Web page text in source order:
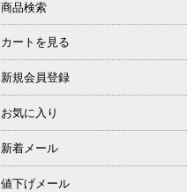
商品検索
カートを見る
新規会員登録
お気に入り
新着メール
値下げメール